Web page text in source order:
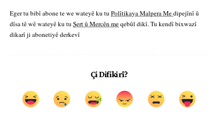
Eger tu bibî abone te we wateyê ku tu Polîtikaya Malpera Medipejînî û
dîsa tê wê wateyê ku tu Şert û Mercên meqebûl dikî. Tu kendî bixwazî
dikarî ji abonetiyê derkevî
Çi Difikirî?